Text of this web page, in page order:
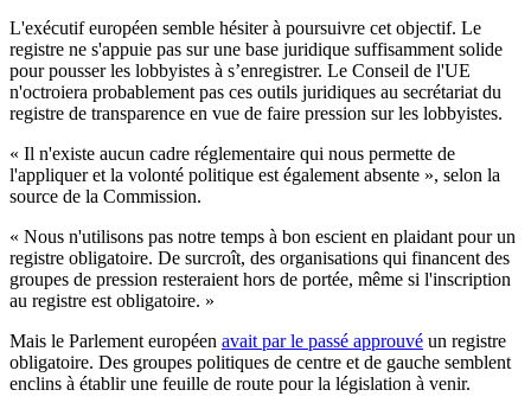
L'exécutif européen semble hésiter à poursuivre cet objectif. Le
registre ne s'appuie pas sur une base juridique suffisamment solide
pour pousser les lobbyistes à s’enregistrer. Le Conseil de l'UE
n'octroiera probablement pas ces outils juridiques au secrétariat du
registre de transparence en vue de faire pression sur les lobbyistes.
« Il n'existe aucun cadre réglementaire qui nous permette de
l'appliquer et la volonté politique est également absente », selon la
source de la Commission.
« Nous n'utilisons pas notre temps à bon escient en plaidant pour un
registre obligatoire. De surcroît, des organisations qui financent des
groupes de pression resteraient hors de portée, même si l'inscription
au registre est obligatoire. »
Mais le Parlement européen avait par le passé approuvé un registre
obligatoire. Des groupes politiques de centre et de gauche semblent
enclins à établir une feuille de route pour la législation à venir.